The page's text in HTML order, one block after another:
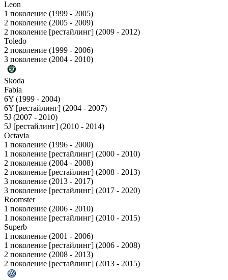
Leon
1 поколение (1999 - 2005)
2 поколение (2005 - 2009)
2 поколение [рестайлинг] (2009 - 2012)
Toledo
2 поколение (1999 - 2006)
3 поколение (2004 - 2010)
Skoda
Fabia
6Y (1999 - 2004)
6Y [рестайлинг] (2004 - 2007)
5J (2007 - 2010)
5J [рестайлинг] (2010 - 2014)
Octavia
1 поколение (1996 - 2000)
1 поколение [рестайлинг] (2000 - 2010)
2 поколение (2004 - 2008)
2 поколение [рестайлинг] (2008 - 2013)
3 поколение (2013 - 2017)
3 поколение [рестайлинг] (2017 - 2020)
Roomster
1 поколение (2006 - 2010)
1 поколение [рестайлинг] (2010 - 2015)
Superb
1 поколение (2001 - 2006)
1 поколение [рестайлинг] (2006 - 2008)
2 поколение (2008 - 2013)
2 поколение [рестайлинг] (2013 - 2015)